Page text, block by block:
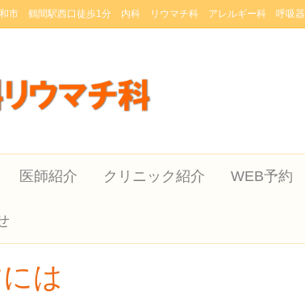
市 鶴間駅西口徒歩1分 内科 リウマチ科 アレルギー科 呼吸
医師紹介 クリニック紹介 WEB予約
は